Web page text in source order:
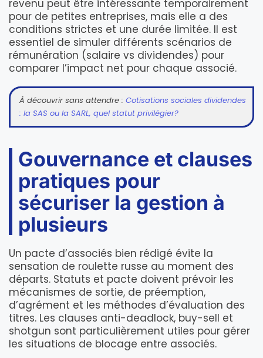
revenu peut être intéressante temporairement
pour de petites entreprises, mais elle a des
conditions strictes et une durée limitée. Il est
essentiel de simuler différents scénarios de
rémunération (salaire vs dividendes) pour
comparer l’impact net pour chaque associé.
À découvrir sans attendre : Cotisations sociales dividendes
: la SAS ou la SARL, quel statut privilégier?
Gouvernance et clauses
pratiques pour
sécuriser la gestion à
plusieurs
Un pacte d’associés bien rédigé évite la
sensation de roulette russe au moment des
départs. Statuts et pacte doivent prévoir les
mécanismes de sortie, de préemption,
d’agrément et les méthodes d’évaluation des
titres. Les clauses anti-deadlock, buy-sell et
shotgun sont particulièrement utiles pour gérer
les situations de blocage entre associés.